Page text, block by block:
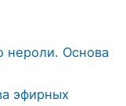
нероли. Основа
эфирных